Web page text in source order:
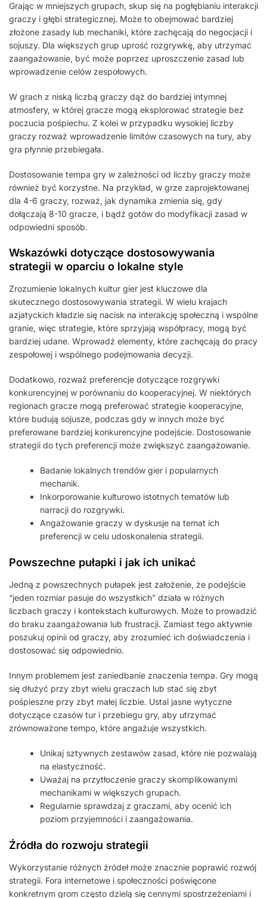
Grając w mniejszych grupach, skup się na pogłębianiu interakcji
graczy i głębi strategicznej. Może to obejmować bardziej
złożone zasady lub mechaniki, które zachęcają do negocjacji i
sojuszy. Dla większych grup uprość rozgrywkę, aby utrzymać
zaangażowanie, być może poprzez uproszczenie zasad lub
wprowadzenie celów zespołowych.
W grach z niską liczbą graczy dąż do bardziej intymnej
atmosfery, w której gracze mogą eksplorować strategie bez
poczucia pośpiechu. Z kolei w przypadku wysokiej liczby
graczy rozważ wprowadzenie limitów czasowych na tury, aby
gra płynnie przebiegała.
Dostosowanie tempa gry w zależności od liczby graczy może
również być korzystne. Na przykład, w grze zaprojektowanej
dla 4-6 graczy, rozważ, jak dynamika zmienia się, gdy
dołączają 8-10 gracze, i bądź gotów do modyfikacji zasad w
odpowiedni sposób.
Wskazówki dotyczące dostosowywania
strategii w oparciu o lokalne style
Zrozumienie lokalnych kultur gier jest kluczowe dla
skutecznego dostosowywania strategii. W wielu krajach
azjatyckich kładzie się nacisk na interakcję społeczną i wspólne
granie, więc strategie, które sprzyjają współpracy, mogą być
bardziej udane. Wprowadź elementy, które zachęcają do pracy
zespołowej i wspólnego podejmowania decyzji.
Dodatkowo, rozważ preferencje dotyczące rozgrywki
konkurencyjnej w porównaniu do kooperacyjnej. W niektórych
regionach gracze mogą preferować strategie kooperacyjne,
które budują sojusze, podczas gdy w innych może być
preferowane bardziej konkurencyjne podejście. Dostosowanie
strategii do tych preferencji może zwiększyć zaangażowanie.
Badanie lokalnych trendów gier i popularnych
mechanik.
Inkorporowanie kulturowo istotnych tematów lub
narracji do rozgrywki.
Angażowanie graczy w dyskusje na temat ich
preferencji w celu udoskonalenia strategii.
Powszechne pułapki i jak ich unikać
Jedną z powszechnych pułapek jest założenie, że podejście
“jeden rozmiar pasuje do wszystkich” działa w różnych
liczbach graczy i kontekstach kulturowych. Może to prowadzić
do braku zaangażowania lub frustracji. Zamiast tego aktywnie
poszukuj opinii od graczy, aby zrozumieć ich doświadczenia i
dostosować się odpowiednio.
Innym problemem jest zaniedbanie znaczenia tempa. Gry mogą
się dłużyć przy zbyt wielu graczach lub stać się zbyt
pośpieszne przy zbyt małej liczbie. Ustal jasne wytyczne
dotyczące czasów tur i przebiegu gry, aby utrzymać
zrównoważone tempo, które angażuje wszystkich.
Unikaj sztywnych zestawów zasad, które nie pozwalają
na elastyczność.
Uważaj na przytłoczenie graczy skomplikowanymi
mechanikami w większych grupach.
Regularnie sprawdzaj z graczami, aby ocenić ich
poziom przyjemności i zaangażowania.
Źródła do rozwoju strategii
Wykorzystanie różnych źródeł może znacznie poprawić rozwój
strategii. Fora internetowe i społeczności poświęcone
konkretnym grom często dzielą się cennymi spostrzeżeniami i